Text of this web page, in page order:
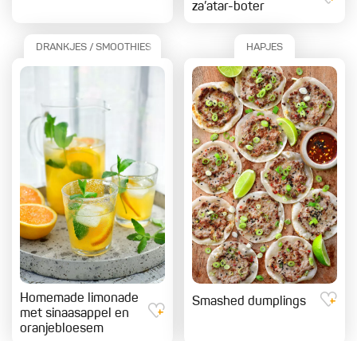
za’atar-boter
DRANKJES / SMOOTHIES
Homemade limonade
met sinaasappel en
oranjebloesem
HAPJES
Smashed dumplings